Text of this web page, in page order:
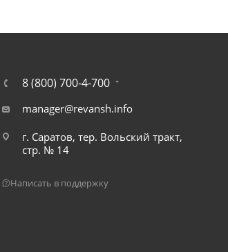
8 (800) 700-4-700
manager@revansh.info
г. Саратов, тер. Вольский тракт,
стр. № 14
Написать в поддержку